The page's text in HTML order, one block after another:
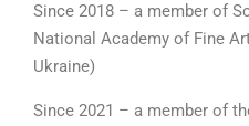
Since 2018 – a member of
National Academy of Fine
Ukraine)
Since 2021 – a member of